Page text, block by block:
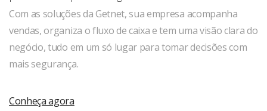
Com as soluções da Getnet, sua empresa acompanha
vendas, organiza o fluxo de caixa e tem uma visão clara do
negócio, tudo em um só lugar para tomar decisões com
mais segurança.
Conheça agora